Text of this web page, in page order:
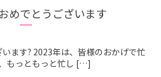
めでとうございます
ます? 2023年は、皆様のおかげで忙
もっともっと忙し […]